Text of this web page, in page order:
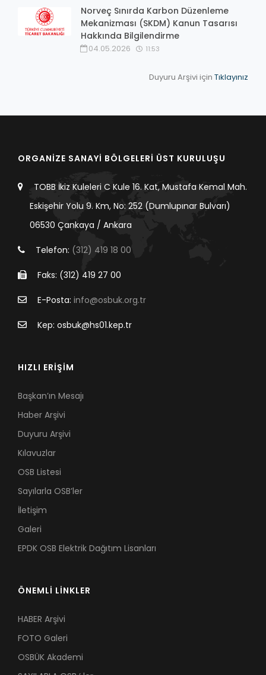
Norveç Sınırda Karbon Düzenleme
Mekanizması (SKDM) Kanun Tasarısı
Hakkında Bilgilendirme
04.05.2026 11:53
Duyuru Arşivi için Tıklayınız
ORGANİZE SANAYİ BÖLGELERİ ÜST KURULUŞU
TOBB İkiz Kuleleri C Kule 16. Kat, Mustafa Kemal Mah.
Eskişehir Yolu 9. Km, No: 252 (Dumlupınar Bulvarı)
06530 Çankaya / Ankara
Telefon: (312) 419 18 00
Faks: (312) 419 27 00
E-Posta: info@osbuk.org.tr
Kep: osbuk@hs01.kep.tr
HIZLI ERİŞİM
Başkan’ın Mesajı
Haber Arşivi
Duyuru Arşivi
Kılavuzlar
OSB Listesi
Sayılarla OSB’ler
İletişim
Galeri
EPDK OSB Elektrik Dağıtım Lisanları
ÖNEMLİ LİNKLER
HABER Arşivi
FOTO Galeri
OSBÜK Akademi